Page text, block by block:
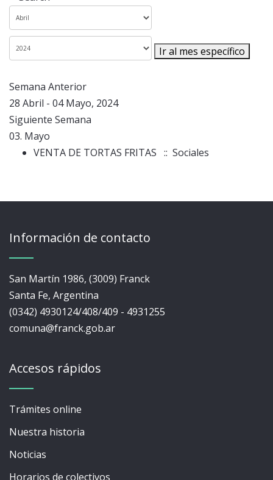
Ir al mes específico
Semana Anterior
28 Abril - 04 Mayo, 2024
Siguiente Semana
03. Mayo
VENTA DE TORTAS FRITAS :: Sociales
Información de contacto
San Martín 1986, (3009) Franck
Santa Fe, Argentina
(0342) 4930124/408/409 - 4931255
comuna@franck.gob.ar
Accesos rápidos
Trámites online
Nuestra historia
Noticias
Horarios de colectivos